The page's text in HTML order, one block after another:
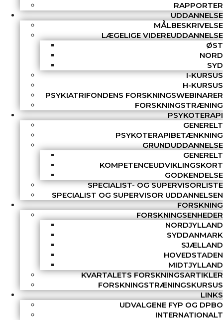
RAPPORTER
UDDANNELSE
MÅLBESKRIVELSE
LÆGELIGE VIDEREUDDANNELSE
ØST
NORD
SYD
I-KURSUS
H-KURSUS
PSYKIATRIFONDENS FORSKNINGSWEBINARER
FORSKNINGSTRÆNING
PSYKOTERAPI
GENERELT
PSYKOTERAPIBETÆNKNING
GRUNDUDDANNELSE
GENERELT
KOMPETENCEUDVIKLINGSKORT
GODKENDELSE
SPECIALIST- OG SUPERVISORLISTE
SPECIALIST OG SUPERVISOR UDDANNELSEN
FORSKNING
FORSKNINGSENHEDER
NORDJYLLAND
SYDDANMARK
SJÆLLAND
HOVEDSTADEN
MIDTJYLLAND
KVARTALETS FORSKNINGSARTIKLER
FORSKNINGSTRÆNINGSKURSUS
LINKS
UDVALGENE FYP OG DPBO
INTERNATIONALT